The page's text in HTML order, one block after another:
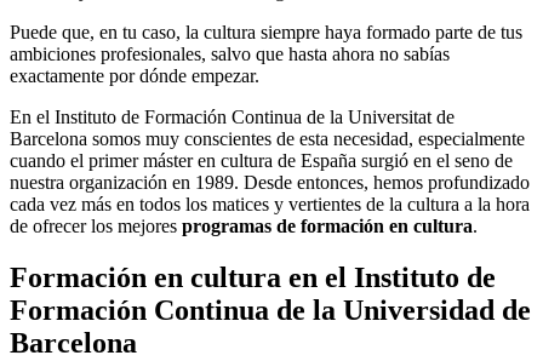
Puede que, en tu caso, la cultura siempre haya formado parte de tus
ambiciones profesionales, salvo que hasta ahora no sabías
exactamente por dónde empezar.
En el Instituto de Formación Continua de la Universitat de
Barcelona somos muy conscientes de esta necesidad, especialmente
cuando el primer máster en cultura de España surgió en el seno de
nuestra organización en 1989. Desde entonces, hemos profundizado
cada vez más en todos los matices y vertientes de la cultura a la hora
de ofrecer los mejores programas de formación en cultura.
Formación en cultura en el Instituto de
Formación Continua de la Universidad de
Barcelona